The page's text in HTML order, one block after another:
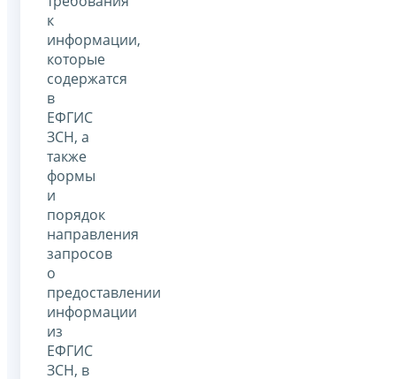
к
информации,
которые
содержатся
в
ЕФГИС
ЗСН, а
также
формы
и
порядок
направления
запросов
о
предоставлении
информации
из
ЕФГИС
ЗСН, в